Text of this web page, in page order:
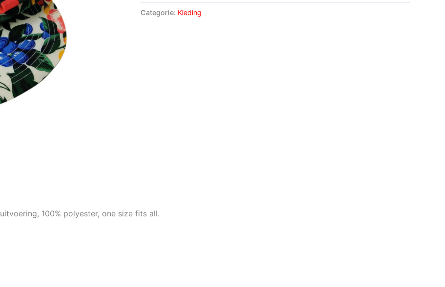
Categorie: Kleding
100% polyester, one size fits all.